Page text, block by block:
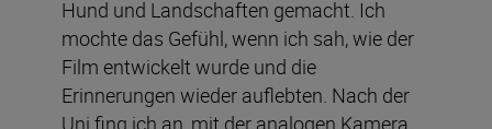
Hund und Landschaften gemacht. Ich
mochte das Gefühl, wenn ich sah, wie der
Film entwickelt wurde und die
Erinnerungen wieder auflebten. Nach der
Uni fing ich an, mit der analogen Kamera